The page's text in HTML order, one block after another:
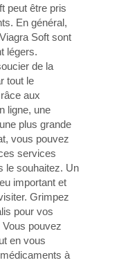
peut être pris
En général,
Soft sont
légers.
de la
tout le
aux
ligne, une
plus grande
vous pouvez
services
le souhaitez. Un
important et
Grimpez
pour vos
pouvez
en vous
à